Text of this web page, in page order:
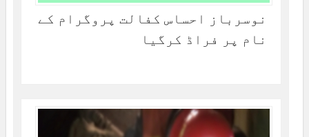
نوسرباز احساس کفالت پروگرام کے
نام پر فراڈ کرگیا